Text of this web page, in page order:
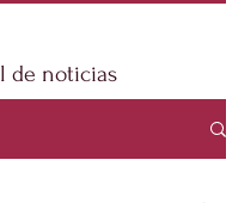
de noticias